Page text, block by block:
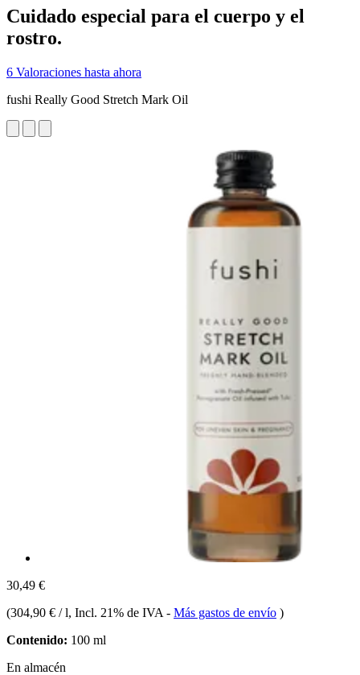
Cuidado especial para el cuerpo y el
rostro.
6 Valoraciones hasta ahora
fushi Really Good Stretch Mark Oil
30,49 €
(304,90 € / l, Incl. 21% de IVA - Más gastos de envío )
Contenido: 100 ml
En almacén